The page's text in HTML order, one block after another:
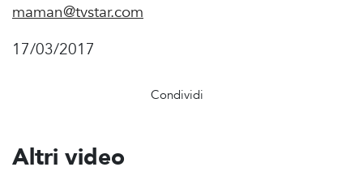
maman@tvstar.com
17/03/2017
Condividi
Altri video